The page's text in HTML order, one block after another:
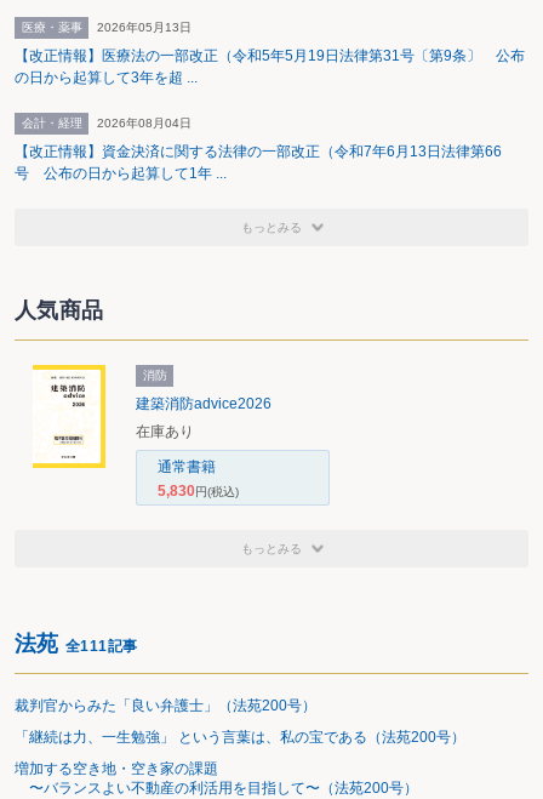
医療・薬事 2026年05月13日
【改正情報】医療法の一部改正（令和5年5月19日法律第31号〔第9条〕 公布
の日から起算して3年を超 ...
会計・経理 2026年08月04日
【改正情報】資金決済に関する法律の一部改正（令和7年6月13日法律第66
号 公布の日から起算して1年 ...
もっとみる
人気商品
消防
建築消防advice2026
在庫あり
通常書籍
5,830円(税込)
もっとみる
法苑全111記事
裁判官からみた「良い弁護士」（法苑200号）
「継続は力、一生勉強」 という言葉は、私の宝である（法苑200号）
増加する空き地・空き家の課題
〜バランスよい不動産の利活用を目指して〜（法苑200号）